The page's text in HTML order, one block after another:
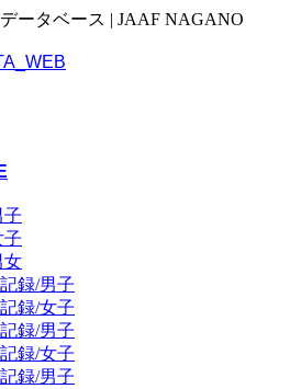
ータベース | JAAF NAGANO
子
子
女
録/男子
録/女子
録/男子
録/女子
録/男子